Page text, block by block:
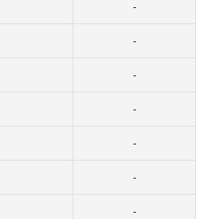
-
-
-
-
-
-
-